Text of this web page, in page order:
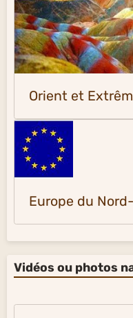
Orient et
Europe du
Vidéos ou photos